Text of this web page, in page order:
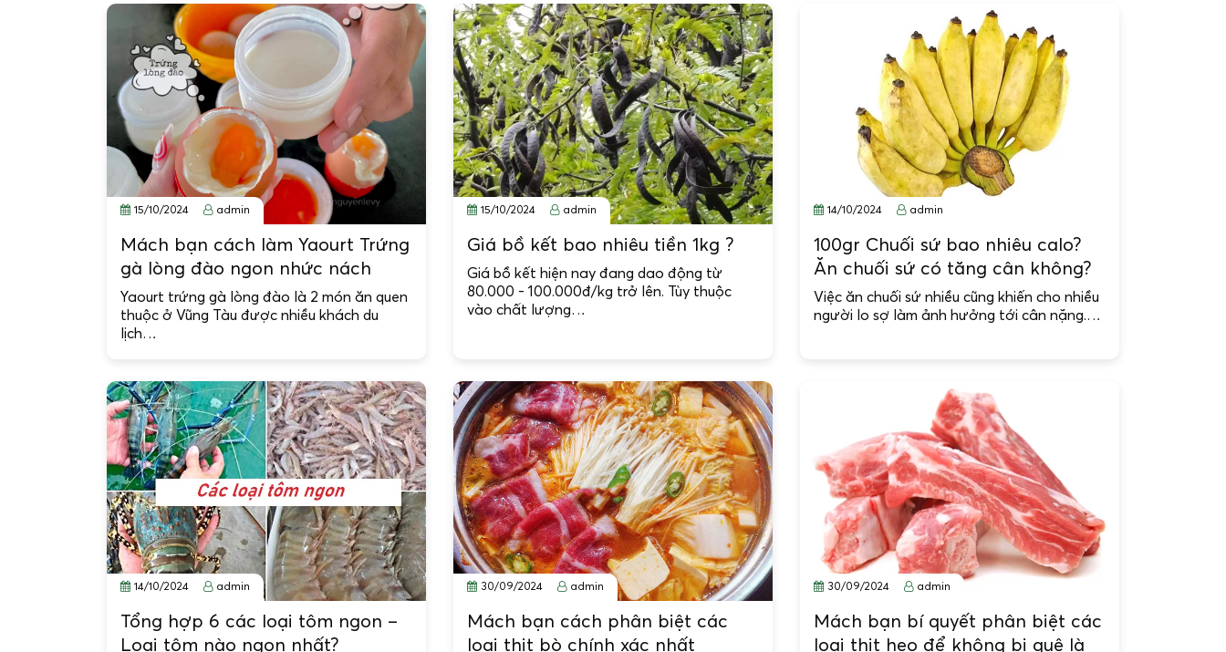
15/10/2024 admin
Mách bạn cách làm Yaourt Trứng
gà lòng đào ngon nhức nách
Yaourt trứng gà lòng đào là 2 món ăn quen
thuộc ở Vũng Tàu được nhiều khách du
lịch…
15/10/2024 admin
Giá bồ kết bao nhiêu tiền 1kg ?
Giá bồ kết hiện nay đang dao động từ
80.000 - 100.000đ/kg trở lên. Tùy thuộc
vào chất lượng…
14/10/2024 admin
100gr Chuối sứ bao nhiêu calo?
Ăn chuối sứ có tăng cân không?
Việc ăn chuối sứ nhiều cũng khiến cho nhiều
người lo sợ làm ảnh hưởng tới cân nặng.…
14/10/2024 admin
Tổng hợp 6 các loại tôm ngon –
Loại tôm nào ngon nhất?
30/09/2024 admin
Mách bạn cách phân biệt các
loại thịt bò chính xác nhất
30/09/2024 admin
Mách bạn bí quyết phân biệt các
loại thịt heo để không bị quê là